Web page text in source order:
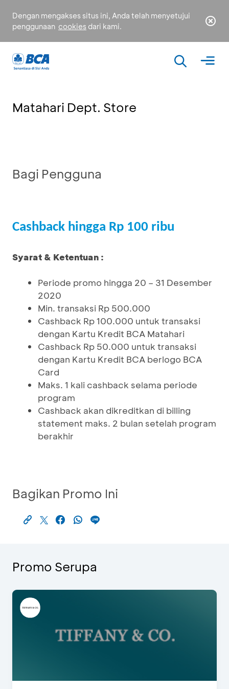
Dengan mengakses situs ini, Anda telah menyetujui
penggunaan cookies dari kami.
Matahari Dept. Store
Bagi Pengguna
Cashback hingga Rp 100 ribu
Syarat & Ketentuan :
Periode promo hingga 20 – 31 Desember
2020
Min. transaksi Rp 500.000
Cashback Rp 100.000 untuk transaksi
dengan Kartu Kredit BCA Matahari
Cashback Rp 50.000 untuk transaksi
dengan Kartu Kredit BCA berlogo BCA
Card
Maks. 1 kali cashback selama periode
program
Cashback akan dikreditkan di billing
statement maks. 2 bulan setelah program
berakhir
Bagikan Promo Ini
Promo Serupa